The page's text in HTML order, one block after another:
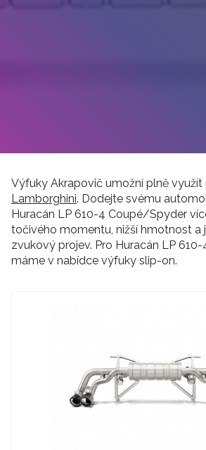
Výfuky Akrapovič umožní plně
Lamborghini. Dodejte svému
Huracán LP 610-4 Coupé/Spyder
točivého momentu, nižší hmotnost a
zvukový projev. Pro Huracán LP
máme v nabídce výfuky slip-on.